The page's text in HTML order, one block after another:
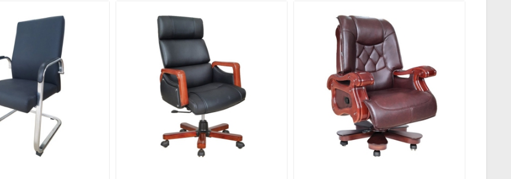
lại không thích sản phẩm đó, muốn đổi sản phẩm khác. Thì khách hàng phải theo quy định :Hàng vẫn được đóng
hàng phải chịu.